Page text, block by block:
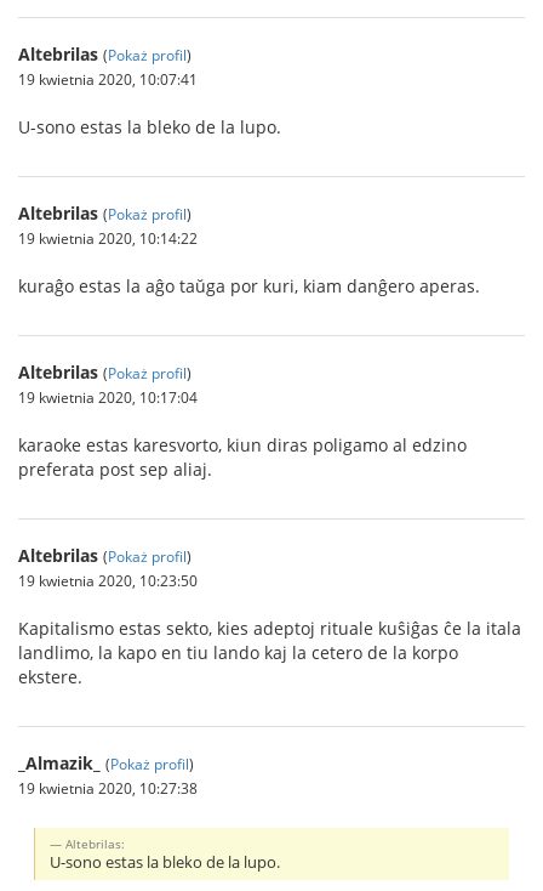
Altebrilas (Pokaż profil)
19 kwietnia 2020, 10:07:41
U-sono estas la bleko de la lupo.
Altebrilas (Pokaż profil)
19 kwietnia 2020, 10:14:22
kuraĝo estas la aĝo taŭga por kuri, kiam danĝero aperas.
Altebrilas (Pokaż profil)
19 kwietnia 2020, 10:17:04
karaoke estas karesvorto, kiun diras poligamo al edzino
preferata post sep aliaj.
Altebrilas (Pokaż profil)
19 kwietnia 2020, 10:23:50
Kapitalismo estas sekto, kies adeptoj rituale kuŝiĝas ĉe la itala
landlimo, la kapo en tiu lando kaj la cetero de la korpo
ekstere.
_Almazik_ (Pokaż profil)
19 kwietnia 2020, 10:27:38
Altebrilas:
U-sono estas la bleko de la lupo.